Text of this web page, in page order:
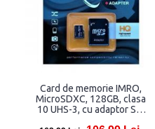
Card de memorie IMRO,
MicroSDXC, 128GB, clasa
10 UHS-3, cu adaptor SD,